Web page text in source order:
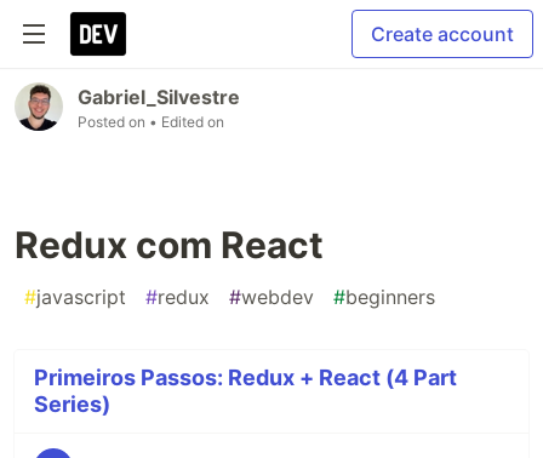
Create account
Gabriel_Silvestre
Posted on • Edited on
Redux com React
#javascript #redux #webdev #beginners
Primeiros Passos: Redux + React (4 Part
Series)